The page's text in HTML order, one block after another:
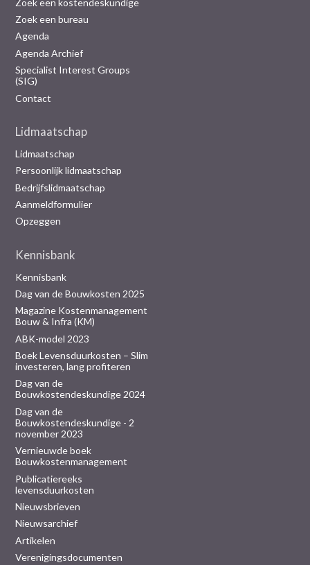
Zoek een bureau
Agenda
Agenda Archief
Specialist Interest Groups
(SIG)
Contact
Lidmaatschap
Lidmaatschap
Persoonlijk lidmaatschap
Bedrijfslidmaatschap
Aanmeldformulier
Opzeggen
Kennisbank
Kennisbank
Dag van de Bouwkosten 2025
Magazine Kostenmanagement
Bouw & Infra (KM)
ABK-model 2023
Boek Levensduurkosten – Slim
investeren, lang profiteren
Dag van de
Bouwkostendeskundige 2024
Dag van de
Bouwkostendeskundige - 2
november 2023
Vernieuwde boek
Bouwkostenmanagement
Publicatiereeks
levensduurkosten
Nieuwsbrieven
Nieuwsarchief
Artikelen
Verenigingsdocumenten